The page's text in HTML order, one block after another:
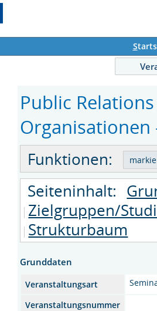
S
Public
Organisationen
Funktionen:
Seiteninhalt:
Zielgruppen/
Strukturbaum
Grunddaten
Veranstaltungsart
Veranstaltungsnummer